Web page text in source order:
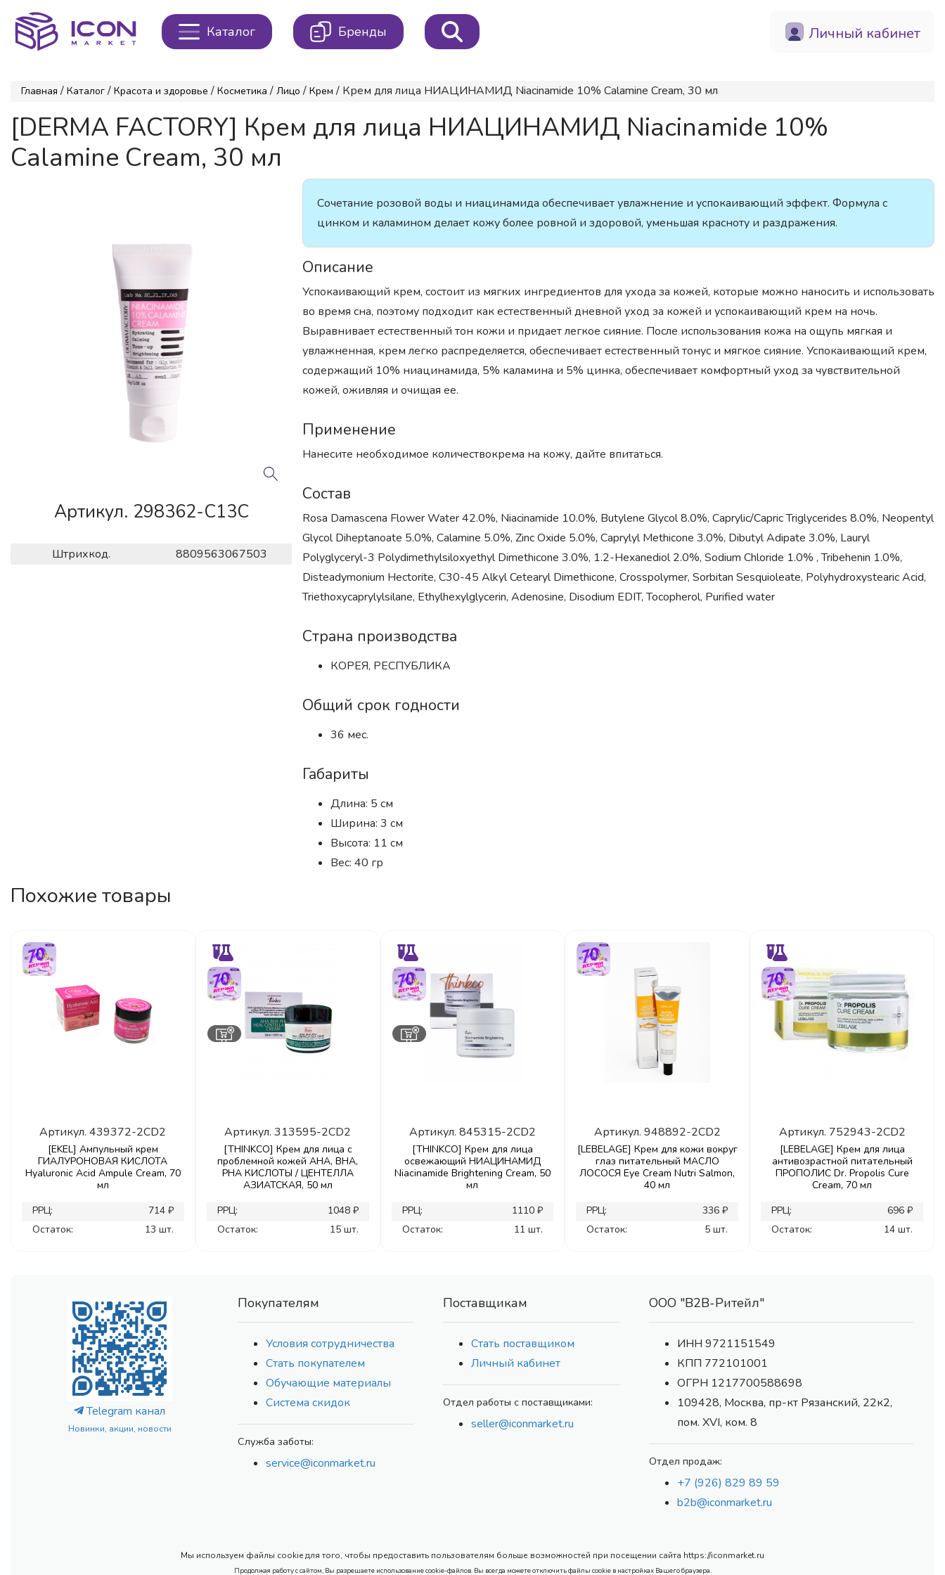
Каталог Бренды Личный кабинет
Главная / Каталог / Красота и здоровье / Косметика / Лицо / Крем / Крем для лица НИАЦИНАМИД Niacinamide 10% Calamine Cream, 30 мл
[DERMA FACTORY] Крем для лица НИАЦИНАМИД Niacinamide 10%
Calamine Cream, 30 мл
Артикул. 298362-C13C
Штрихкод. 8809563067503
Сочетание розовой воды и ниацинамида обеспечивает увлажнение и успокаивающий эффект. Формула с
цинком и каламином делает кожу более ровной и здоровой, уменьшая красноту и раздражения.
Описание
Успокаивающий крем, состоит из мягких ингредиентов для ухода за кожей, которые можно наносить и использовать
во время сна, поэтому подходит как естественный дневной уход за кожей и успокаивающий крем на ночь.
Выравнивает естественный тон кожи и придает легкое сияние. После использования кожа на ощупь мягкая и
увлажненная, крем легко распределяется, обеспечивает естественный тонус и мягкое сияние. Успокаивающий крем,
содержащий 10% ниацинамида, 5% каламина и 5% цинка, обеспечивает комфортный уход за чувствительной
кожей, оживляя и очищая ее.
Применение
Нанесите необходимое количествокрема на кожу, дайте впитаться.
Состав
Rosa Damascena Flower Water 42.0%, Niacinamide 10.0%, Butylene Glycol 8.0%, Caprylic/Capric Triglycerides 8.0%, Neopentyl
Glycol Diheptanoate 5.0%, Calamine 5.0%, Zinc Oxide 5.0%, Caprylyl Methicone 3.0%, Dibutyl Adipate 3.0%, Lauryl
Polyglyceryl-3 Polydimethylsiloxyethyl Dimethicone 3.0%, 1.2-Hexanediol 2.0%, Sodium Chloride 1.0% , Tribehenin 1.0%,
Disteadymonium Hectorite, C30-45 Alkyl Cetearyl Dimethicone, Crosspolymer, Sorbitan Sesquioleate, Polyhydroxystearic Acid,
Triethoxycaprylylsilane, Ethylhexylglycerin, Adenosine, Disodium EDIT, Tocopherol, Purified water
Страна производства
КОРЕЯ, РЕСПУБЛИКА
Общий срок годности
36 мес.
Габариты
Длина: 5 см
Ширина: 3 см
Высота: 11 см
Вес: 40 гр
Похожие товары
Артикул.439372-2CD2
[EKEL] Ампульный крем
ГИАЛУРОНОВАЯ КИСЛОТА
Hyaluronic Acid Ampule Cream, 70
мл
РРЦ:
714 ₽
Остаток:
13 шт.
Артикул.313595-2CD2
[THINKCO] Крем для лица с
проблемной кожей AHA, BHA,
PHA КИСЛОТЫ / ЦЕНТЕЛЛА
АЗИАТСКАЯ, 50 мл
РРЦ:
1048 ₽
Остаток:
15 шт.
Артикул. 845315-2CD2
[THINKCO] Крем для лица
освежающий НИАЦИНАМИД
Niacinamide Brightening Cream, 50
мл
РРЦ:
1110 ₽
Остаток:
11 шт.
Артикул. 948892-2CD2
[LEBELAGE] Крем для кожи вокруг
глаз питательный МАСЛО
ЛОСОСЯ Eye Cream Nutri Salmon,
40 мл
РРЦ:
336 ₽
Остаток:
5 шт.
Артикул. 752943-2CD2
[LEBELAGE] Крем для лица
антивозрастной питательный
ПРОПОЛИС Dr. Propolis Cure
Cream, 70 мл
РРЦ:
696 ₽
Остаток:
14 шт.
Telegram канал
Новинки, акции, новости
Покупателям
Условия сотрудничества
Стать покупателем
Обучающие материалы
Система скидок
Служба заботы:
service@iconmarket.ru
Поставщикам
Стать поставщиком
Личный кабинет
Отдел работы с поставщиками:
seller@iconmarket.ru
ООО "В2В-Ритейл"
ИНН 9721151549
КПП 772101001
ОГРН 1217700588698
109428, Москва, пр-кт Рязанский, 22к2,
пом. XVI, ком. 8
Отдел продаж:
+7 (926) 829 89 59
b2b@iconmarket.ru
Мы используем файлы cookie для того, чтобы предоставить пользователям больше возможностей при посещении сайта https://iconmarket.ru
Продолжая работу с сайтом, Вы разрешаете использование cookie-файлов. Вы всегда можете отключить файлы cookie в настройках Вашего браузера.